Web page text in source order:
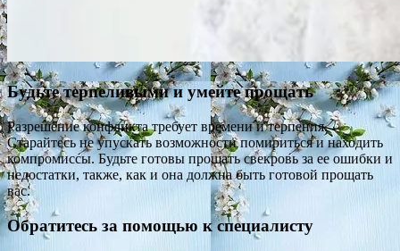
Будьте терпеливыми и умейте прощать
Разрешение конфликта требует времени и терпения.
Старайтесь не упускать возможности помириться и находить
компромиссы. Будьте готовы прощать свекровь за ее ошибки и
недостатки, также, как и она должна быть готовой прощать
вас.
Обратитесь за помощью к специалисту